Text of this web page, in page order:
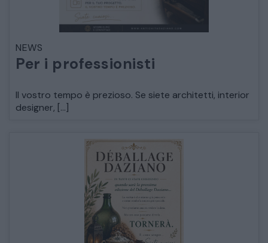
LETTI
COMÒ E COMODINI
TAVOLI TAVOLINI CONSOLE
SEDIE POLTRONE DIVANI
CREDENZE – DOPPI CORPI – BUFFET
NEWS
Per i professionisti
Il vostro tempo è prezioso. Se siete architetti, interior
designer, […]